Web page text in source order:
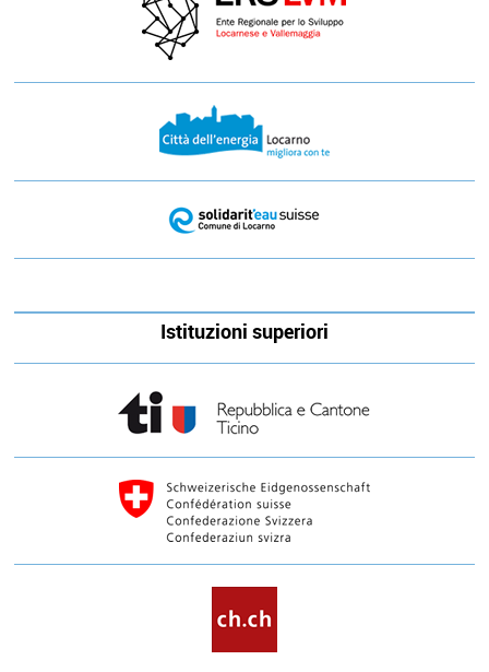
Istituzioni superiori